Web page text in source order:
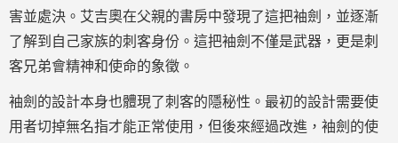
害並處決。艾吉奧在父親的書房中發現了這把袖劍，並逐漸
了解到自己家族的刺客身份。這把袖劍不僅是武器，更是刺
客兄弟會精神和使命的象徵。
袖劍的設計本身也體現了刺客的隱秘性。最初的設計需要使
用者切掉無名指才能正常使用，但後來經過改進，袖劍的使